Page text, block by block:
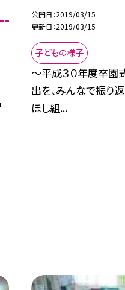
公開日 2019/03/15
更新日 2019/03/15
子どもの様子
〜平成３０年度卒園
出を、みんなで振り
ほし組...